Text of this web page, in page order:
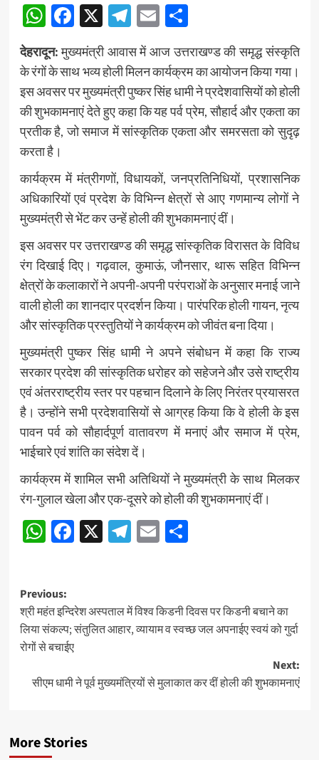
WhatsApp
Facebook
X Telegram
EmailShare
देहरादून:मुख्यमंत्री आवास में आज उत्तराखण्ड की समृद्ध संस्कृति
के रंगों के साथ भव्य होली मिलन कार्यक्रम का आयोजन किया गया।
इस अवसर पर मुख्यमंत्री पुष्कर सिंह धामी ने प्रदेशवासियों को होली
की शुभकामनाएं देते हुए कहा कि यह पर्व प्रेम, सौहार्द और एकता का
प्रतीक है, जो समाज में सांस्कृतिक एकता और समरसता को सुदृढ़
करता है।
कार्यक्रम में मंत्रीगणों, विधायकों, जनप्रतिनिधियों, प्रशासनिक
अधिकारियों एवं प्रदेश के विभिन्न क्षेत्रों से आए गणमान्य लोगों ने
मुख्यमंत्री से भेंट कर उन्हें होली की शुभकामनाएं दीं।
इस अवसर पर उत्तराखण्ड की समृद्ध सांस्कृतिक विरासत के विविध
रंग दिखाई दिए। गढ़वाल, कुमाऊं, जौनसार, थारू सहित विभिन्न
क्षेत्रों के कलाकारों ने अपनी-अपनी परंपराओं के अनुसार मनाई जाने
वाली होली का शानदार प्रदर्शन किया। पारंपरिक होली गायन, नृत्य
और सांस्कृतिक प्रस्तुतियों ने कार्यक्रम को जीवंत बना दिया।
मुख्यमंत्री पुष्कर सिंह धामी ने अपने संबोधन में कहा कि राज्य
सरकार प्रदेश की सांस्कृतिक धरोहर को सहेजने और उसे राष्ट्रीय
एवं अंतरराष्ट्रीय स्तर पर पहचान दिलाने के लिए निरंतर प्रयासरत
है। उन्होंने सभी प्रदेशवासियों से आग्रह किया कि वे होली के इस
पावन पर्व को सौहार्दपूर्ण वातावरण में मनाएं और समाज में प्रेम,
भाईचारे एवं शांति का संदेश दें।
कार्यक्रम में शामिल सभी अतिथियों ने मुख्यमंत्री के साथ मिलकर
रंग-गुलाल खेला और एक-दूसरे को होली की शुभकामनाएं दीं।
WhatsApp
Facebook
X Telegram
EmailShare
Post
navigation
Previous:
श्री महंत इन्दिरेश अस्पताल में विश्व किडनी दिवस पर किडनी बचाने का
लिया संकल्प; संतुलित आहार, व्यायाम व स्वच्छ जल अपनाईए स्वयं को गुर्दा
रोगों से बचाईए
Next:
सीएम धामी ने पूर्व मुख्यमंत्रियों से मुलाकात कर दीं होली की शुभकामनाएं
More Stories